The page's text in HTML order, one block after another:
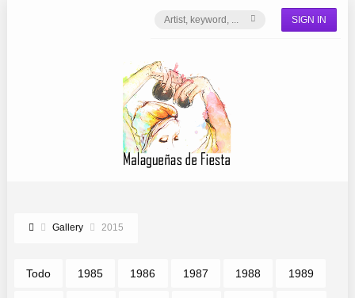
SIGN IN
Gallery 2015
Todo 1985 1986 1987 1988 1989